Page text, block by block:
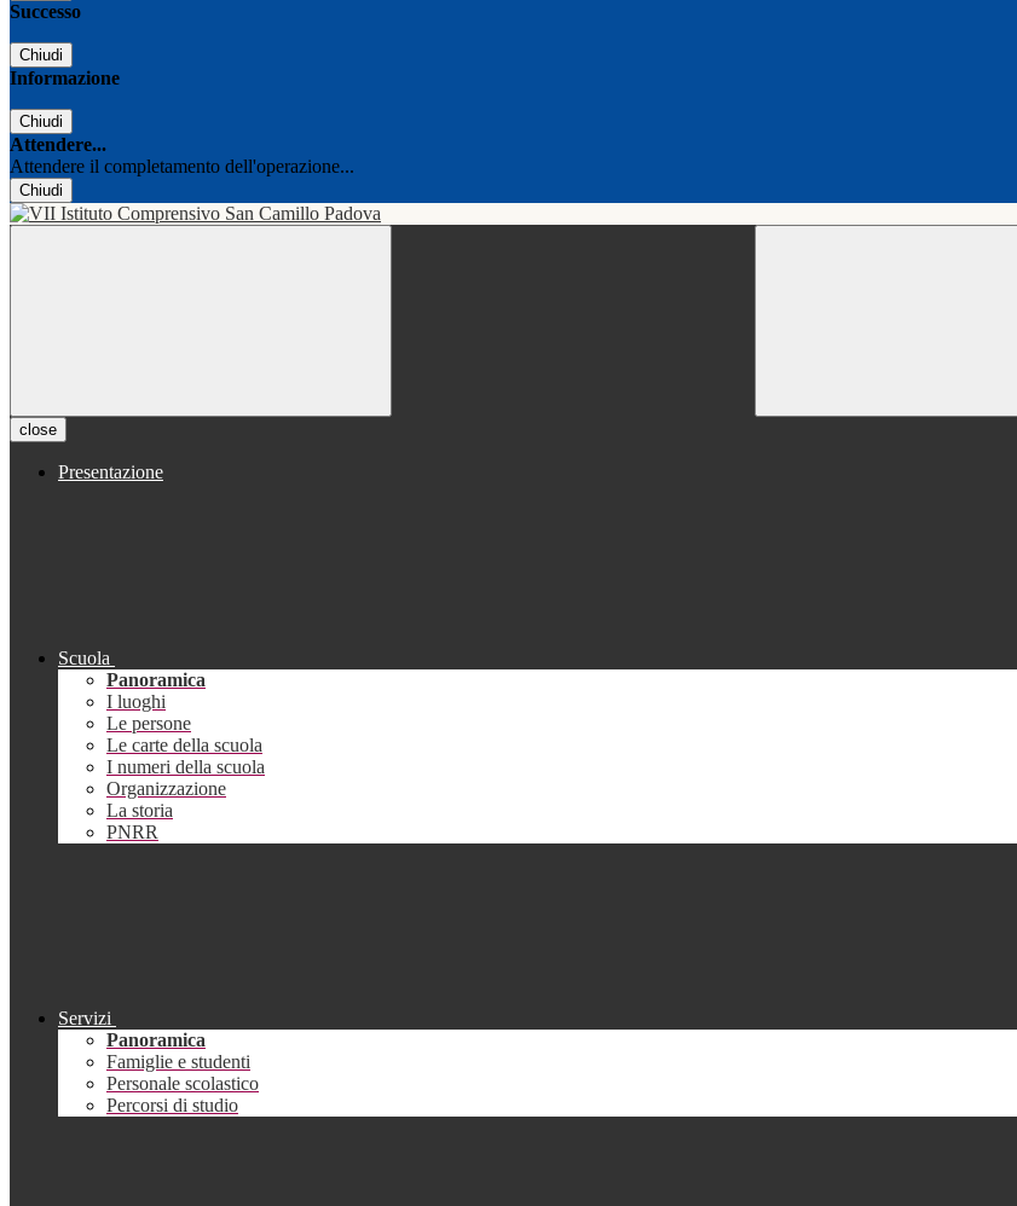
Successo
Chiudi
Informazione
Chiudi
Attendere...
Attendere il completamento dell'operazione...
Chiudi
close
Presentazione
Scuola
Panoramica
I luoghi
Le persone
Le carte della scuola
I numeri della scuola
Organizzazione
La storia
PNRR
Servizi
Panoramica
Famiglie e studenti
Personale scolastico
Percorsi di studio